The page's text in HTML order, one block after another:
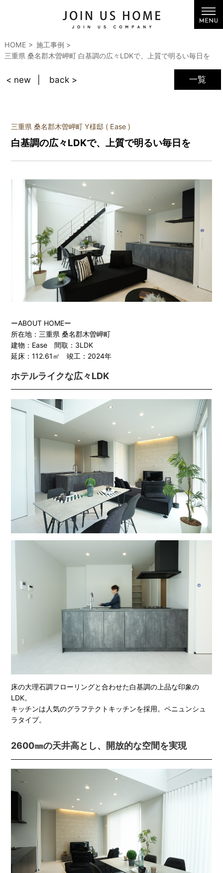
HOME
施工事例
三重県 桑名郡木曽岬町 白基調の広々LDKで、上質で明るい毎日を
一覧
< new back >
三重県 桑名郡木曽岬町 Y様邸 ( Ease )
白基調の広々LDKで、上質で明るい毎日を
ーABOUT HOMEー
所在地：三重県 桑名郡木曽岬町
建物：Ease 間取：3LDK
延床：112.61㎡ 竣工：2024年
ホテルライクな広々LDK
床の大理石調フローリングと合わせた白基調の上品な印象の
LDK。
キッチンは人気のグラフテクトキッチンを採用。ペニュンシュ
ラタイプ。
2600㎜の天井高とし、開放的な空間を実現